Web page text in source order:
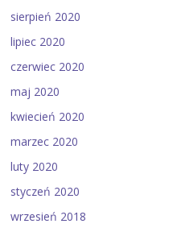
sierpień 2020
lipiec 2020
czerwiec 2020
maj 2020
kwiecień 2020
marzec 2020
luty 2020
styczeń 2020
wrzesień 2018